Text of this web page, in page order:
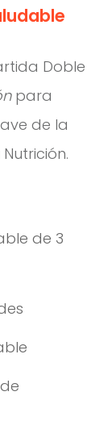
Doble
para
de la
de 3